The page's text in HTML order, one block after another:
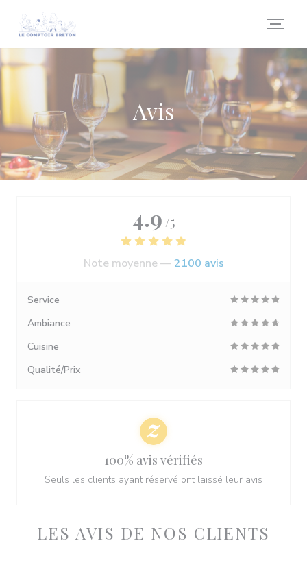
Avis
LES AVIS DE NOS CLIENTS
4.9 /5
Note moyenne —2100 avis
Service
Ambiance
Cuisine
Qualité/Prix
100% avis vérifiés
Seuls les clients ayant réservé ont laissé leur avis